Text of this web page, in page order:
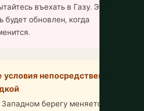
въехать в Газу. Этот
будет обновлен, когда
непосредственно
берегу меняется